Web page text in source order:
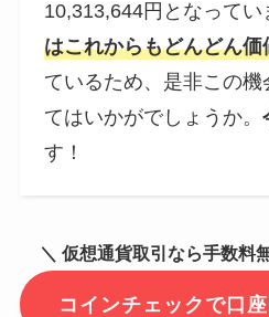
10,313,644円となってい
はこれからもどんどん価
ているため、是非この
てはいかがでしょうか。
す！
＼ 仮想通貨取引なら手数料
コインチェックで口